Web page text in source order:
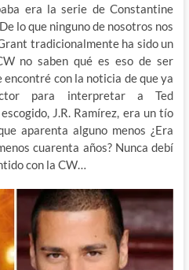
era la serie de Constantine
lo que ninguno de nosotros nos
tradicionalmente ha sido un
no saben qué es eso de ser
con la noticia de que ya
para interpretar a Ted
J.R. Ramírez, era un tío
aparenta alguno menos ¿Era
cuarenta años? Nunca debí
con la CW…